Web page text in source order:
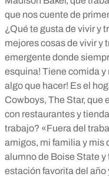
que nos cuente de
¿Qué te gusta de vivir y
mejores cosas de vivir y
emergente donde
esquina! Tiene comida y
algo que hacer! Es el
Cowboys, The Star, que
con restaurantes y
trabajo? «Fuera del
amigos, mi familia y mis
alumno de Boise State y
estación favorita del